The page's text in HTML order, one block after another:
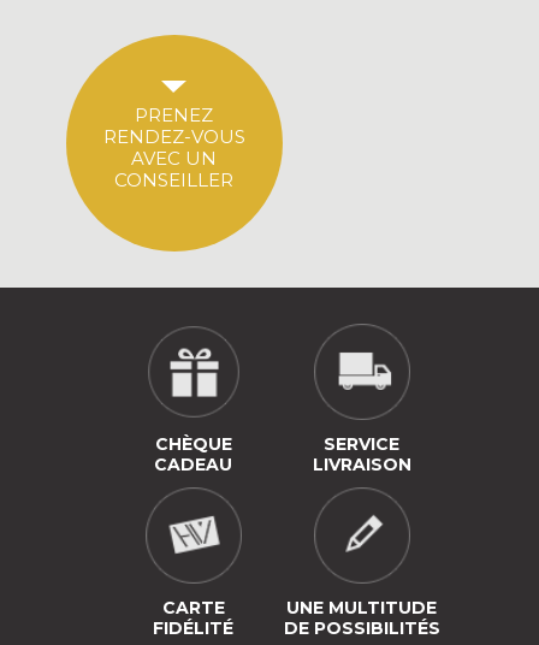
PRENEZ
RENDEZ-VOUS
AVEC UN
CONSEILLER
CHÈQUE
CADEAU
SERVICE
LIVRAISON
CARTE
FIDÉLITÉ
UNE MULTITUDE
DE POSSIBILITÉS